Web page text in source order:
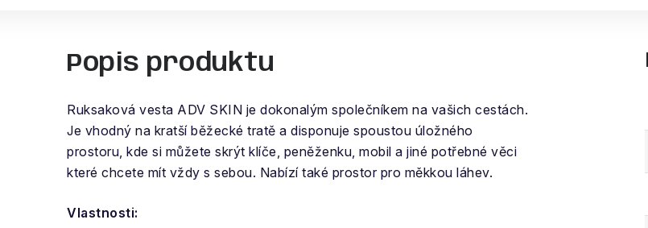
Popis produktu
Ruksaková vesta ADV SKIN je dokonalým společníkem na vašich cestách.
Je vhodný na kratší běžecké tratě a disponuje spoustou úložného
prostoru, kde si můžete skrýt klíče, peněženku, mobil a jiné potřebné věci
které chcete mít vždy s sebou. Nabízí také prostor pro měkkou láhev.
Vlastnosti: